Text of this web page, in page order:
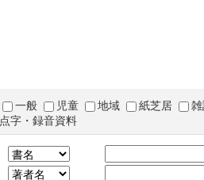
一般 児童 地域 紙芝居
点字・録音資料